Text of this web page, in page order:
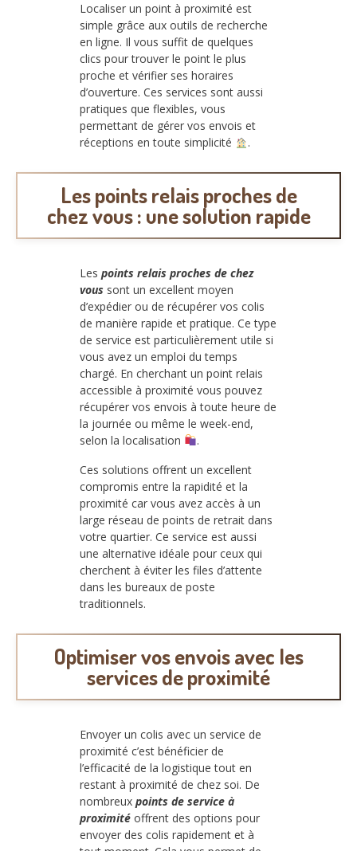
Localiser un point à proximité est
simple grâce aux outils de recherche
en ligne. Il vous suffit de quelques
clics pour trouver le point le plus
proche et vérifier ses horaires
d’ouverture. Ces services sont aussi
pratiques que flexibles, vous
permettant de gérer vos envois et
réceptions en toute simplicité
.
Les points relais proches de
chez vous : une solution rapide
Les points relais proches de chez
vous sont un excellent moyen
d’expédier ou de récupérer vos colis
de manière rapide et pratique. Ce type
de service est particulièrement utile si
vous avez un emploi du temps
chargé. En cherchant un point relais
accessible à proximité vous pouvez
récupérer vos envois à toute heure de
la journée ou même le week-end,
selon la localisation
.
Ces solutions offrent un excellent
compromis entre la rapidité et la
proximité car vous avez accès à un
large réseau de points de retrait dans
votre quartier. Ce service est aussi
une alternative idéale pour ceux qui
cherchent à éviter les files d’attente
dans les bureaux de poste
traditionnels.
Optimiser vos envois avec les
services de proximité
Envoyer un colis avec un service de
proximité c’est bénéficier de
l’efficacité de la logistique tout en
restant à proximité de chez soi. De
nombreux points de service à
proximité offrent des options pour
envoyer des colis rapidement et à